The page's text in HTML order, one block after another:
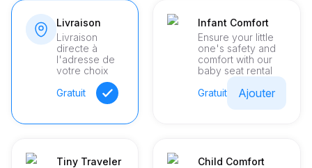
et son profil impressionnant le font ressortir dans n'importe
quel cadre, garantissant que votre voyage soit aussi
mémorable que les destinations elles-mêmes.
Livraison
Livraison
directe à
l'adresse de
votre choix
Gratuit
Infant Comfort
Ensure your little
one's safety and
comfort with our
baby seat rental
Gratuit
Ajouter
Tiny Traveler
Child Comfort